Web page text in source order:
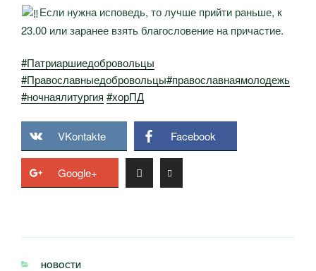
Если нужна исповедь, то лучше прийти раньше, к
23.00 или заранее взять благословение на причастие.
#Патриаршиедобровольцы
#Православныедобровольцы#православнаямолодежь
#ночнаялитургия #хорПД
VKontakte Facebook
Google+
РУБРИКИ
НОВОСТИ